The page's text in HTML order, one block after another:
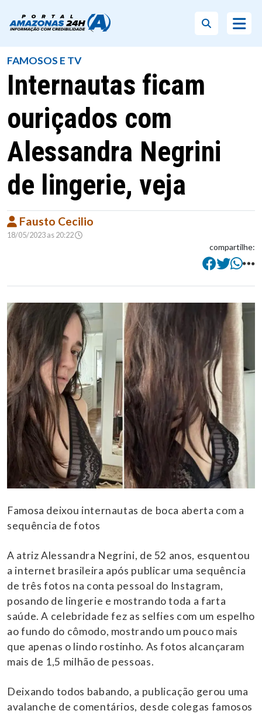
FAMOSOS E TV
Internautas ficam
ouriçados com
Alessandra Negrini
de lingerie, veja
Fausto Cecilio
18/05/2023 as 20:22
compartilhe:
Famosa deixou internautas de boca aberta com a
sequência de fotos
A atriz Alessandra Negrini, de 52 anos, esquentou
a internet brasileira após publicar uma sequência
de três fotos na conta pessoal do Instagram,
posando de lingerie e mostrando toda a farta
saúde. A celebridade fez as selfies com um espelho
ao fundo do cômodo, mostrando um pouco mais
que apenas o lindo rostinho. As fotos alcançaram
mais de 1,5 milhão de pessoas.
Deixando todos babando, a publicação gerou uma
avalanche de comentários, desde colegas famosos